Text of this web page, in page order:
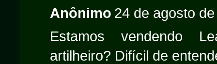
Anônimo 24 de agosto
Estamos vendendo
artilheiro? Difícil de